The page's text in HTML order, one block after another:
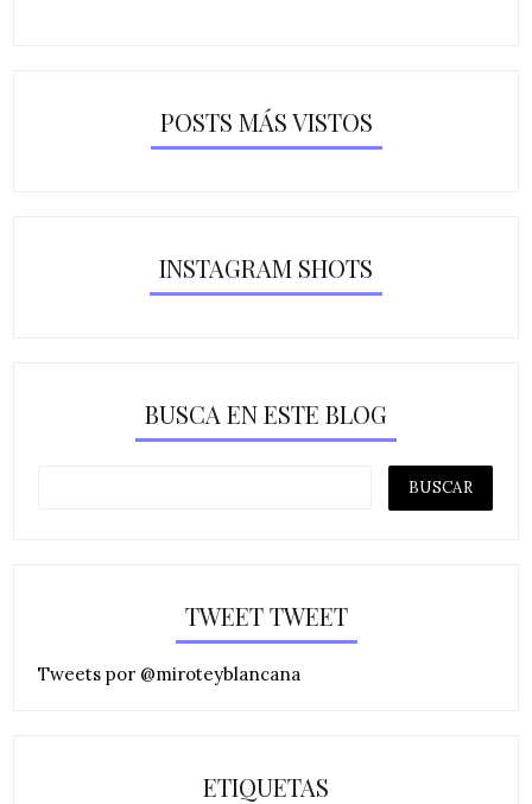
POSTS MÁS VISTOS
INSTAGRAM SHOTS
BUSCA EN ESTE BLOG
TWEET TWEET
Tweets por @miroteyblancana
ETIQUETAS